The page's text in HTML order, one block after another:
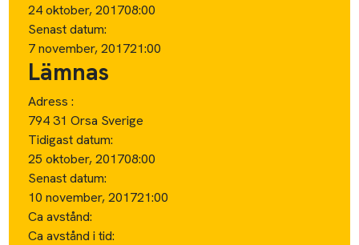
24 oktober, 201708:00
Senast datum:
7 november, 201721:00
Lämnas
Adress :
794 31 Orsa Sverige
Tidigast datum:
25 oktober, 201708:00
Senast datum:
10 november, 201721:00
Ca avstånd:
Ca avstånd i tid: